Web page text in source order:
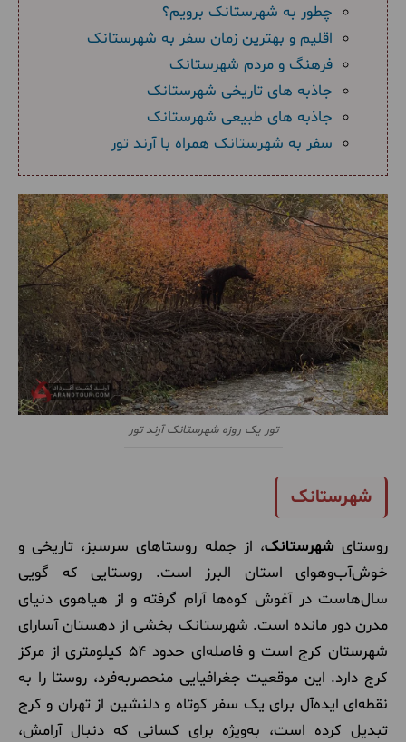
چطور به شهرستانک برویم؟
اقلیم و بهترین زمان سفر به شهرستانک
فرهنگ و مردم شهرستانک
جاذبه های تاریخی شهرستانک
جاذبه های طبیعی شهرستانک
سفر به شهرستانک همراه با آرند تور
تور یک روزه شهرستانک آرند تور
شهرستانک
روستای شهرستانک، از جمله روستاهای سرسبز، تاریخی و
خوش‌آب‌وهوای استان البرز است. روستایی که گویی
سال‌هاست در آغوش کوه‌ها آرام گرفته و از هیاهوی دنیای
مدرن دور مانده است. شهرستانک بخشی از دهستان آسارای
شهرستان کرج است و فاصله‌ای حدود ۵۴ کیلومتری از مرکز
کرج دارد. این موقعیت جغرافیایی منحصربه‌فرد، روستا را به
نقطه‌ای ایده‌آل برای یک سفر کوتاه و دلنشین از تهران و کرج
تبدیل کرده است، به‌ویژه برای کسانی که دنبال آرامش،